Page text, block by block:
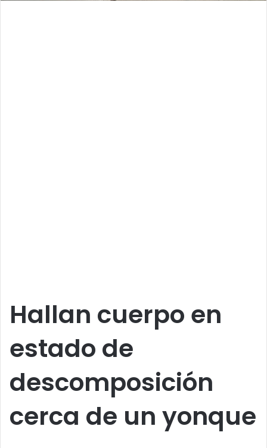
Hallan cuerpo en
estado de
descomposición
cerca de un yonque